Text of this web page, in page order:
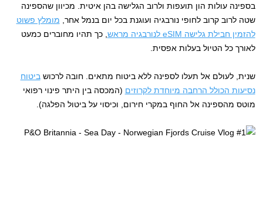
בספינה עולות הון תועפות ולרוב הגלישה בהן איטית. מכיוון שהספינה
שטה לרוב קרוב לחופי נורבגיה ועוגנת בכל יום בנמל אחר, מומלץ פשוט
להזמין חבילת גלישה eSIM לנורבגיה מראש
, כך תהיו מחוברים כמעט
לאורך כל הטיול בעלות אפסית.
שנית, לעולם אל תעלו לספינה ללא ביטוח מתאים. חובה לרכושביטוח
נסיעות הכולל הרחבה מיוחדת לקרוזים (המכסה בין היתר פינוי רפואי
מוטס מהספינה אל החוף במקרי חירום, וכיסוי על ביטול הפלגה).